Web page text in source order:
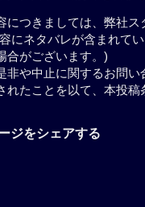
につきましては、弊社
にネタバレが含まれて
合がございます。)
非や中止に関するお問い
れたことを以て、本投稿
ジをシェアする